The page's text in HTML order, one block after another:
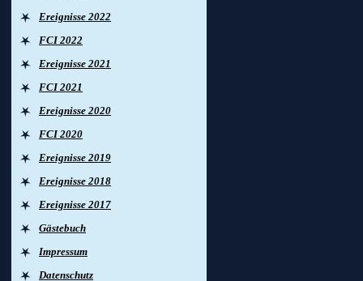
Ereignisse 2022
FCI 2022
Ereignisse 2021
FCI 2021
Ereignisse 2020
FCI 2020
Ereignisse 2019
Ereignisse 2018
Ereignisse 2017
Gästebuch
Impressum
Datenschutz